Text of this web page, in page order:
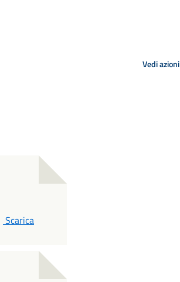
PDF
Scarica
Vedi azioni